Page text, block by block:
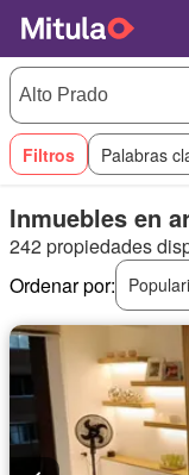
Filtros Palabras
Inmuebles en
242 propiedades
Ordenar por: